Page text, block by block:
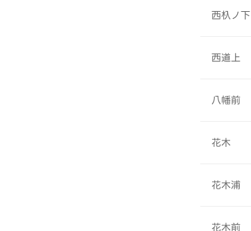
西杁ノ下
西道上
八幡前
花木
花木浦
花木前